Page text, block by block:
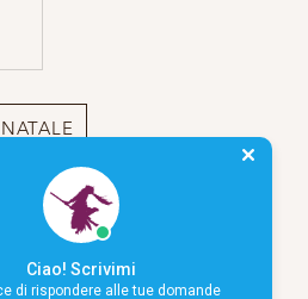
BIO
Ciao! Scrivimi
di rispondere alle tue domande